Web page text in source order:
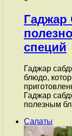
Гаджар
специй
Гаджар
блюдо,
Гаджар
полезным
Салаты